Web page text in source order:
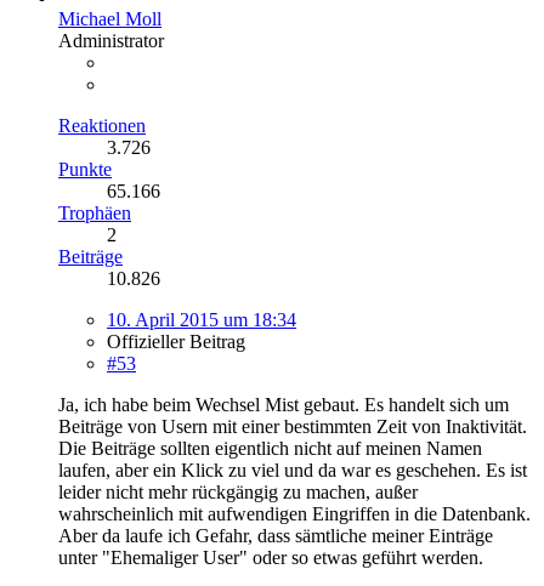
Michael Moll
Administrator
Reaktionen
3.726
Punkte
65.166
Trophäen
2
Beiträge
10.826
10. April 2015 um 18:34
Offizieller Beitrag
#53
Ja, ich habe beim Wechsel Mist gebaut. Es handelt sich um
Beiträge von Usern mit einer bestimmten Zeit von Inaktivität.
Die Beiträge sollten eigentlich nicht auf meinen Namen
laufen, aber ein Klick zu viel und da war es geschehen. Es ist
leider nicht mehr rückgängig zu machen, außer
wahrscheinlich mit aufwendigen Eingriffen in die Datenbank.
Aber da laufe ich Gefahr, dass sämtliche meiner Einträge
unter "Ehemaliger User" oder so etwas geführt werden.